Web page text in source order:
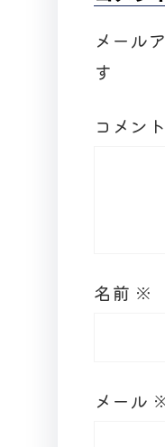
メール
す
コメント
名前 ※
メール